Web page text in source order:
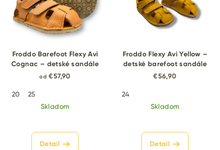
Froddo Barefoot Flexy Avi
Cognac – detské sandále
od €57,90
20
25
Skladom
Detail
Froddo Flexy Avi Yellow –
detské barefoot sandále
€56,90
24
Skladom
Detail